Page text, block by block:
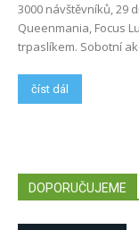
3000 návštěvníků, 29
Queenmania, Focus
trpaslíkem. Sobotní
číst dál
DOPORUČUJEME